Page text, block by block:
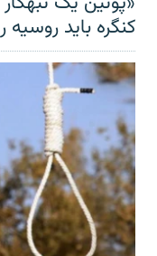
کنگره باید روسیه